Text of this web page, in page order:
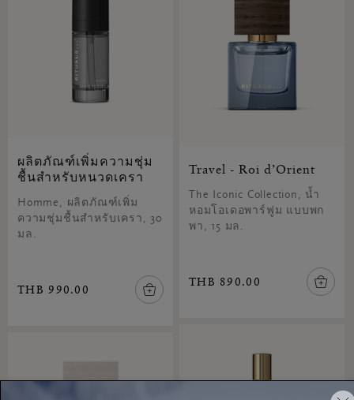
ผลิตภัณฑ์เพิ่มความชุ่ม
ชื้นสำหรับหนวดเครา
Homme, ผลิตภัณฑ์เพิ่ม
ความชุ่มชื้นสำหรับเครา, 30
มล.
THB 990.00
Travel - Roi d’Orient
The Iconic Collection, น้ำ
หอมโอเดอพาร์ฟูม แบบพก
พา, 15 มล.
THB 890.00